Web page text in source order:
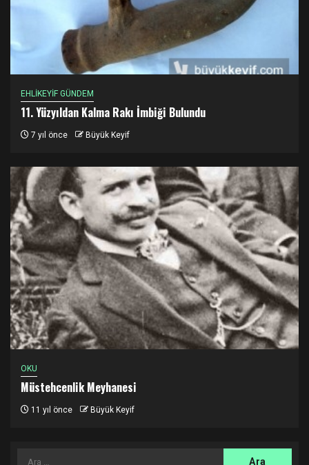
EHLİKEYİF GÜNDEM
11. Yüzyıldan Kalma Rakı İmbiği Bulundu
7 yıl önce Büyük Keyif
OKU
Müstehcenlik Meyhanesi
11 yıl önce Büyük Keyif
Arama: